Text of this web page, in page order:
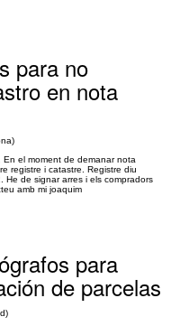
para no
en nota
el moment de demanar nota
registre i catastre. Registre diu
He de signar arres i els compradors
amb mi joaquim
para
de parcelas